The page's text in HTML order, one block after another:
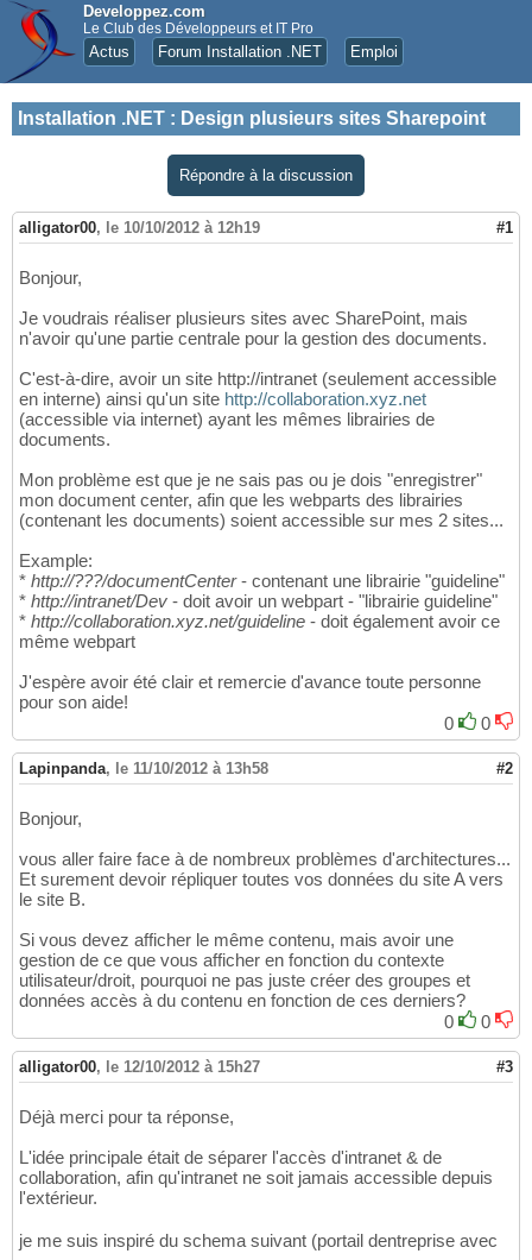
Developpez.com
Le Club des Développeurs et IT Pro
Actus Forum Installation .NET Emploi
Installation .NET : Design plusieurs sites Sharepoint
Répondre à la discussion
alligator00, le 10/10/2012 à 12h19 #1
Bonjour,
Je voudrais réaliser plusieurs sites avec SharePoint, mais
n'avoir qu'une partie centrale pour la gestion des documents.
C'est-à-dire, avoir un site http://intranet (seulement accessible
en interne) ainsi qu'un site http://collaboration.xyz.net
(accessible via internet) ayant les mêmes librairies de
documents.
Mon problème est que je ne sais pas ou je dois "enregistrer"
mon document center, afin que les webparts des librairies
(contenant les documents) soient accessible sur mes 2 sites...
Example:
* http://???/documentCenter- contenant une librairie "guideline"
* http://intranet/Dev - doit avoir un webpart - "librairie guideline"
* http://collaboration.xyz.net/guideline - doit également avoir ce
même webpart
J'espère avoir été clair et remercie d'avance toute personne
pour son aide!
0
0
Lapinpanda, le 11/10/2012 à 13h58 #2
Bonjour,
vous aller faire face à de nombreux problèmes d'architectures...
Et surement devoir répliquer toutes vos données du site A vers
le site B.
Si vous devez afficher le même contenu, mais avoir une
gestion de ce que vous afficher en fonction du contexte
utilisateur/droit, pourquoi ne pas juste créer des groupes et
données accès à du contenu en fonction de ces derniers?
0
0
alligator00, le 12/10/2012 à 15h27 #3
Déjà merci pour ta réponse,
L'idée principale était de séparer l'accès d'intranet & de
collaboration, afin qu'intranet ne soit jamais accessible depuis
l'extérieur.
je me suis inspiré du schema suivant (portail dentreprise avec